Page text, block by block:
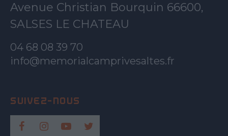
Avenue Christian Bourquin 66600,
SALSES LE CHATEAU
04 68 08 39 70
info@memorialcamprivesaltes.fr